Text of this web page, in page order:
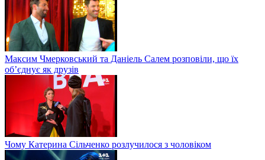
Максим Чмерковський та Даніель Салем розповіли, що їх
об’єднує як друзів
Чому Катерина Сільченко розлучилося з чоловіком